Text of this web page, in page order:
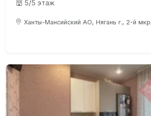
5/5 этаж
Ханты-Мансийский АО, Нягань г., 2-й